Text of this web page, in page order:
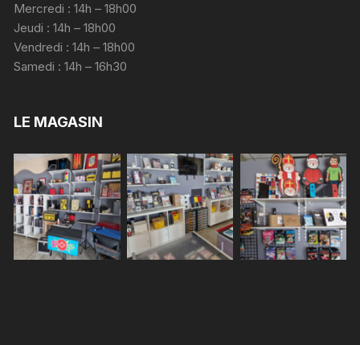
Mercredi : 14h – 18h00
Jeudi : 14h – 18h00
Vendredi : 14h – 18h00
Samedi : 14h – 16h30
LE MAGASIN